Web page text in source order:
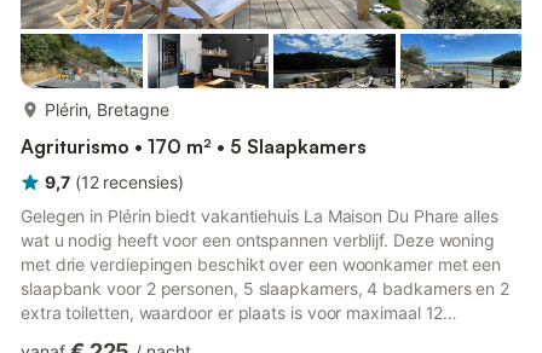
Plérin, Bretagne
Agriturismo • 170 m² • 5 Slaapkamers
9,7 (12 recensies)
Gelegen in Plérin biedt vakantiehuis La Maison Du Phare alles
wat u nodig heeft voor een ontspannen verblijf. Deze woning
met drie verdiepingen beschikt over een woonkamer met een
slaapbank voor 2 personen, 5 slaapkamers, 4 badkamers en 2
extra toiletten, waardoor er plaats is voor maximaal 12